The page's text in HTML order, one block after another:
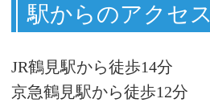
駅からのアクセス
JR鶴見駅から徒歩14分
京急鶴見駅から徒歩12分